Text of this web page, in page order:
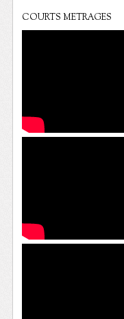
COURTS METRAGES